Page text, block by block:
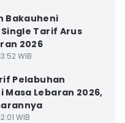
Bakauheni
Tarif Arus
2026
WIB
Pelabuhan
Masa Lebaran 2026,
WIB